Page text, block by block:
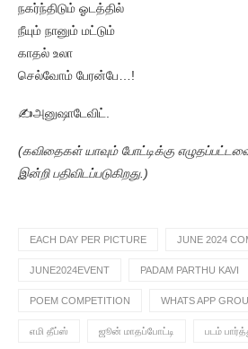
நகர்ந்திடும் ஓடத்தில்
நீயும் நானும் மட்டும்
காதல் உலா
செல்வோம் பேரன்பே…!
✍️அனுஷாடேவிட்.
(கவிதைகள் யாவும் போட்டிக்கு
இன்றி பதிவிடப்படுகிறது.)
EACH DAY PER PICTURE JUNE 2024
JUNE2024EVENT PADAM PARTHU KAVI
POEM COMPETITION WHATS APP
எமி தீப்ஸ் ஜூன் மாதப்போட்டி படம்